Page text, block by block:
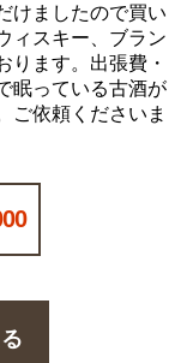
けましたので買い
ィスキー、ブラン
ります。出張費・
眠っている古酒が
ご依頼くださいま